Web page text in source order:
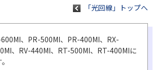
ロード
「光回線」トップへ
、PR-500MI、PR-400MI、RX-
、RV-440MI、RT-500MI、RT-400MIに